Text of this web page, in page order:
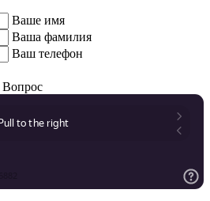
Ваше имя
Ваша фамилия
Ваш телефон
Вопрос